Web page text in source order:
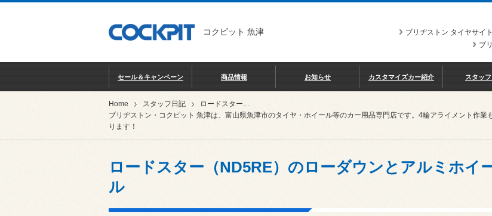
コクピット 魚津
ブリヂストン タイヤサイト
ブ
セール＆キャンペーン 商品情報 お知らせ カスタマイズカー紹介 スタッ
Home スタッフ日記
ロードスター（ND5RE）のローダウンとアルミホイール
ブリヂストン・コクピット 魚津は、富山県魚津市のタイヤ・ホイール等のカー用品専門店です。4輪アライメント作
ります！
ロードスター（ND5RE）のローダウンとアルミホイ
ル